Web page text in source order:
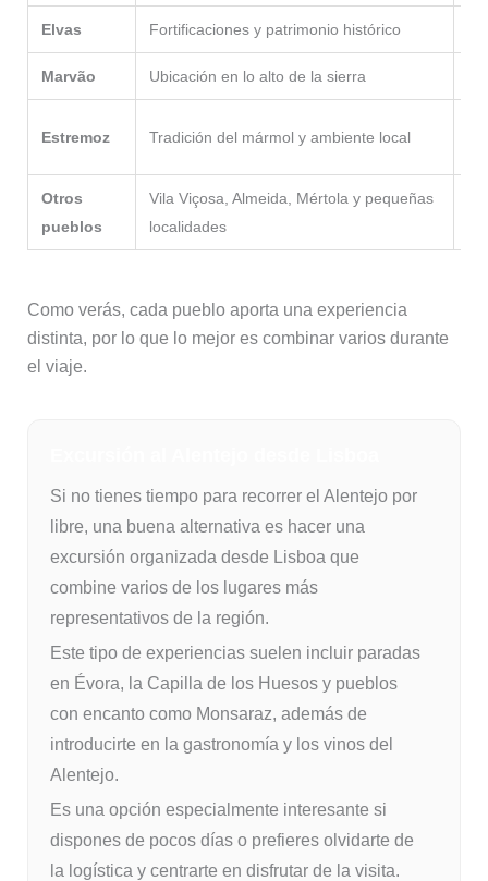
Elvas Fortificaciones y patrimonio histórico
Marvão Ubicación en lo alto de la sierra
Estremoz Tradición del mármol y ambiente local
Otros
pueblos
Vila Viçosa, Almeida, Mértola y pequeñas
localidades
Como verás, cada pueblo aporta una experiencia
distinta, por lo que lo mejor es combinar varios durante
el viaje.
Si no tienes tiempo para recorrer el Alentejo por
libre, una buena alternativa es hacer una
excursión organizada desde Lisboa que
combine varios de los lugares más
representativos de la región.
Este tipo de experiencias suelen incluir paradas
en Évora, la Capilla de los Huesos y pueblos
con encanto como Monsaraz, además de
introducirte en la gastronomía y los vinos del
Alentejo.
Es una opción especialmente interesante si
dispones de pocos días o prefieres olvidarte de
la logística y centrarte en disfrutar de la visita.